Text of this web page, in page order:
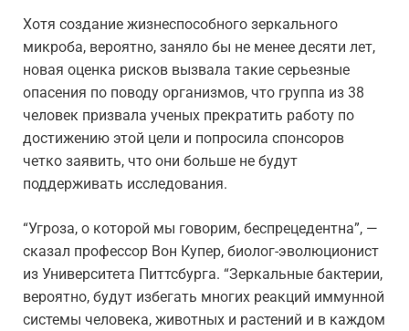
Хотя создание жизнеспособного зеркального
микроба, вероятно, заняло бы не менее десяти лет,
новая оценка рисков вызвала такие серьезные
опасения по поводу организмов, что группа из 38
человек призвала ученых прекратить работу по
достижению этой цели и попросила спонсоров
четко заявить, что они больше не будут
поддерживать исследования.
“Угроза, о которой мы говорим, беспрецедентна”, —
сказал профессор Вон Купер, биолог-эволюционист
из Университета Питтсбурга. “Зеркальные бактерии,
вероятно, будут избегать многих реакций иммунной
системы человека, животных и растений и в каждом